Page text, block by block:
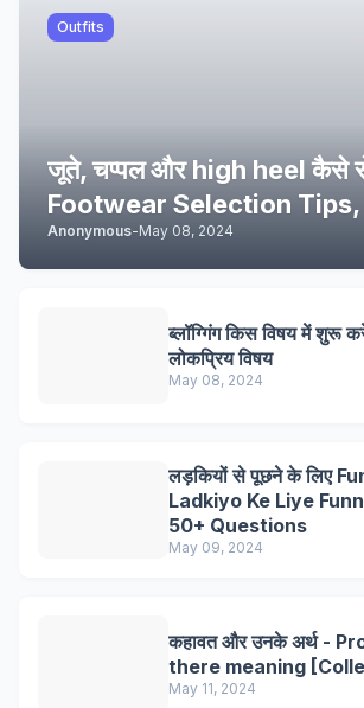
Outfits
जूते, चप्पल और high heel कैसे
Footwear Selection Tips,
Anonymous-May 08, 2024
ब्लॉग्गिंग किस विषय में शुरू
लोकप्रिय विषय
May 08, 2024
लड़कियों से पूछने के लिए
Ladkiyo Ke Liye
50+ Questions
May 09, 2024
कहावत और उनके अर्थ -
there meaning
May 11, 2024